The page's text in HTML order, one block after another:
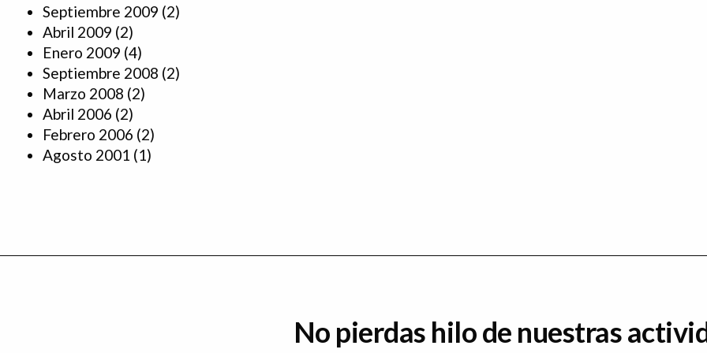
Septiembre 2009 (2)
Abril 2009 (2)
Enero 2009 (4)
Septiembre 2008 (2)
Marzo 2008 (2)
Abril 2006 (2)
Febrero 2006 (2)
Agosto 2001 (1)
No pierdas hilo de nuestras